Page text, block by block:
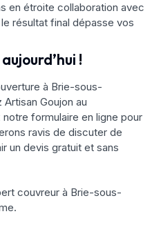
en étroite collaboration avec
résultat final dépasse vos
!
à Brie-sous-
Goujon au
formulaire en ligne pour
ravis de discuter de
un devis gratuit et sans
couvreur à Brie-sous-